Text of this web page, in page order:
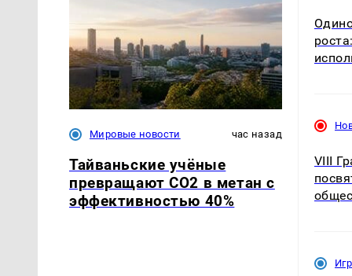
Мировые новости час назад
Тайваньские учёные
превращают CO2 в метан с
эффективностью 40%
VIII